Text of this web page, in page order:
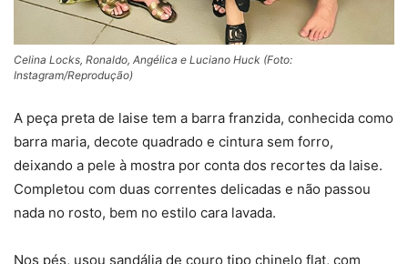
Celina Locks, Ronaldo, Angélica e Luciano Huck (Foto:
Instagram/Reprodução)
A peça preta de laise tem a barra franzida, conhecida como
barra maria, decote quadrado e cintura sem forro,
deixando a pele à mostra por conta dos recortes da laise.
Completou com duas correntes delicadas e não passou
nada no rosto, bem no estilo cara lavada.
Nos pés, usou sandália de couro tipo chinelo flat, com